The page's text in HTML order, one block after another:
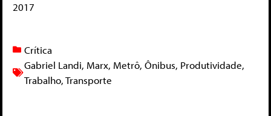
2017
Crítica
Gabriel Landi, Marx, Metrô, Ônibus, Produtividade,
Trabalho,Transporte